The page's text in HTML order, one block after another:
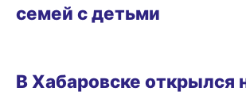
семей с детьми
В Хабаровске открылся